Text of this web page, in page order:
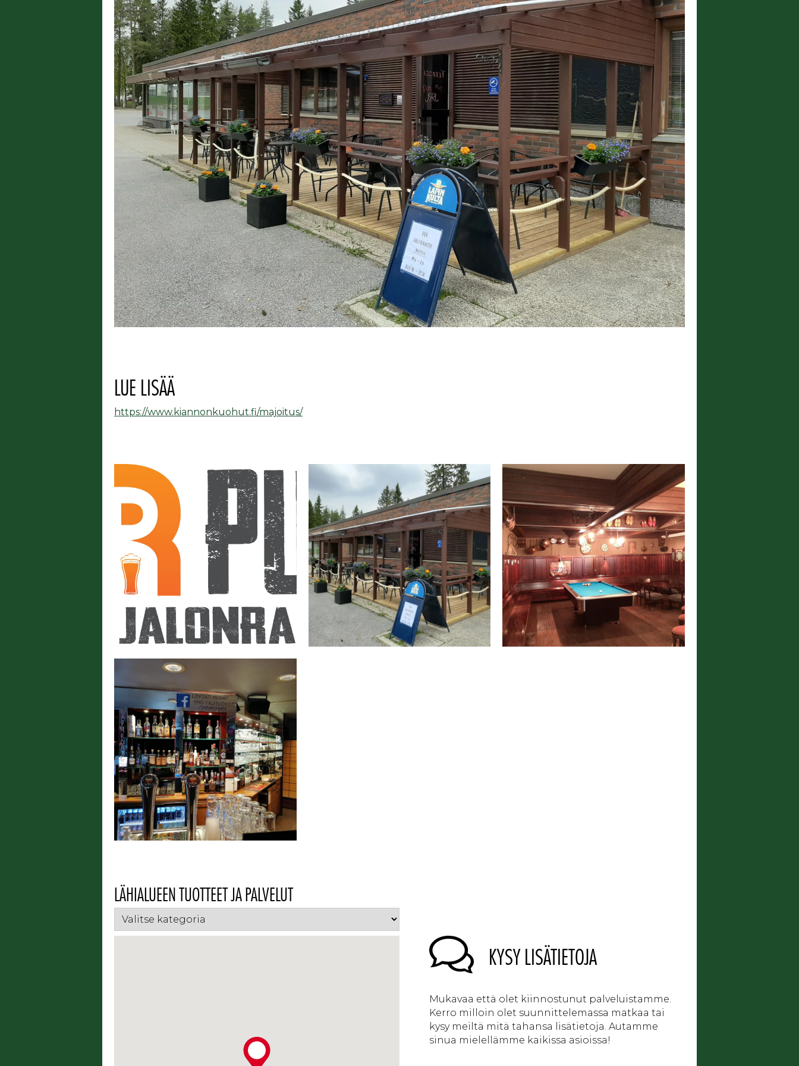
LUE LISÄÄ
https://www.kiannonkuohut.fi/majoitus/
LÄHIALUEEN TUOTTEET JA PALVELUT
KYSY LISÄTIETOJA
Mukavaa että olet kiinnostunut palveluistamme.
Kerro milloin olet suunnittelemassa matkaa tai
kysy meiltä mitä tahansa lisätietoja. Autamme
sinua mielellämme kaikissa asioissa!